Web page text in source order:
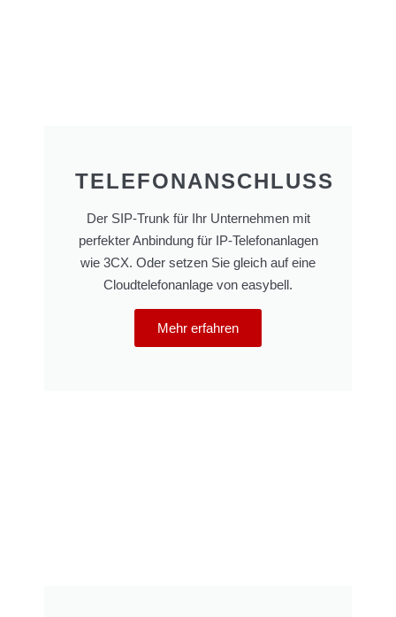
TELEFONANSCHLUSS
Der SIP-Trunk für Ihr Unternehmen mit
perfekter Anbindung für IP-Telefonanlagen
wie 3CX. Oder setzen Sie gleich auf eine
Cloudtelefonanlage von easybell.
Mehr erfahren